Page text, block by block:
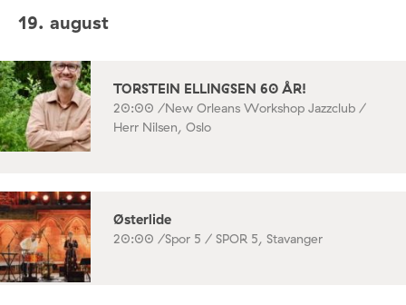
19. august
TORSTEIN ELLINGSEN 60 ÅR!
20:00 /New Orleans Workshop Jazzclub /
Herr Nilsen, Oslo
Østerlide
20:00 /Spor 5 / SPOR 5, Stavanger